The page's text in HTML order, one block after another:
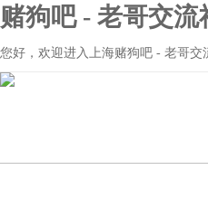
赌狗吧 - 老哥交流
您好，欢迎进入上海赌狗吧 - 老哥交